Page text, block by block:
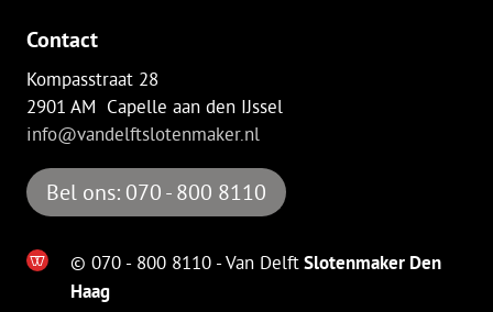
Contact
Kompasstraat 28
2901 AM Capelle aan den IJssel
info@vandelftslotenmaker.nl
Bel ons: 070 - 800 8110
© 070 - 800 8110 - Van DelftSlotenmaker Den
Haag